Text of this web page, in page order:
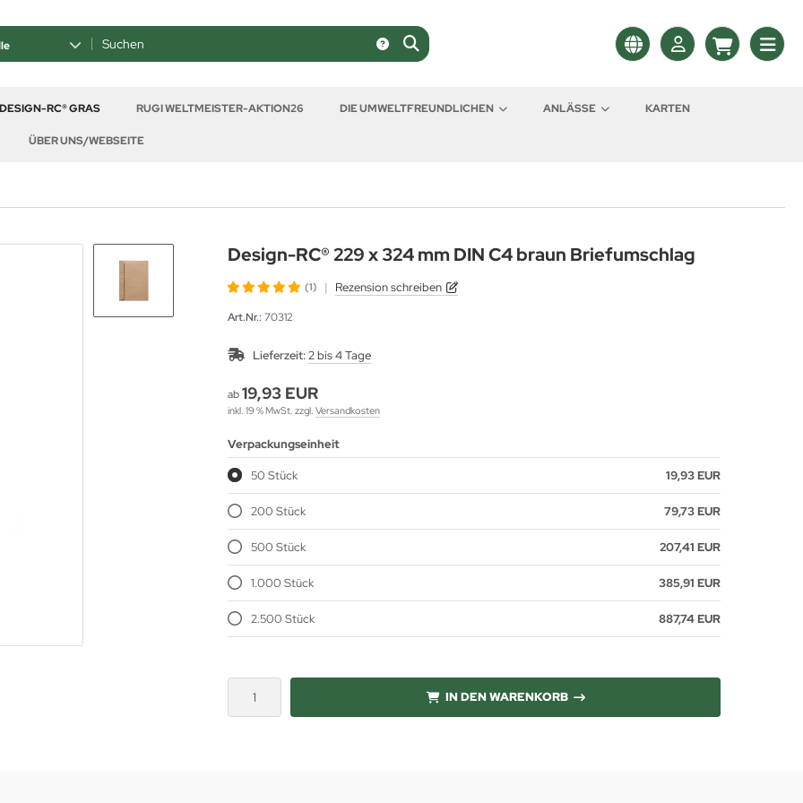
RC® GRAS RUGI WELTMEISTER-AKTION26 DIE UMWELTFREUNDLICHEN ANLÄSSE KARTEN
ÜBER UNS/WEBSEITE
Design-RC® 229 x 324 mm DIN C4 braun Briefumschlag
(1) | Rezension schreiben
Art.Nr.: 70312
Lieferzeit:2 bis 4 Tage
ab19,93 EUR
inkl. 19 % MwSt. zzgl. Versandkosten
Verpackungseinheit
50 Stück 19,93 EUR
200 Stück 79,73 EUR
500 Stück 207,41 EUR
1.000 Stück 385,91 EUR
2.500 Stück 887,74 EUR
IN DEN WARENKORB